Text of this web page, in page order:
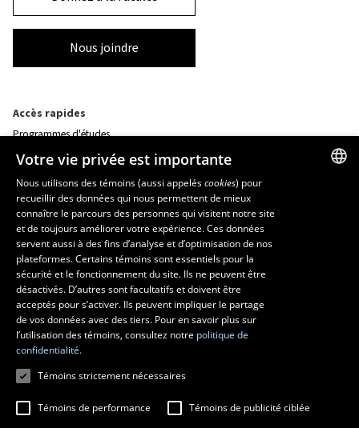
Nous joindre
Accès rapides
Programmes d'études
Nos départements et école
Foire aux questions
Ressources
monPortail
MESURES D'URGENCE
Composer le418 656-5555
Votre vie privée est importante
Nous utilisons des témoins (aussi appeléscookies) pour
recueillir des données qui nous permettent de mieux
connaître le parcours des personnes qui visitent notre site
et de toujours améliorer votre expérience. Ces données
servent aussi à des fins d’analyse et d’optimisation de nos
plateformes. Certains témoins sont essentiels pour la
sécurité et le fonctionnement du site. Ils ne peuvent être
désactivés. D’autres sont facultatifs et doivent être
acceptés pour s’activer. Ils peuvent impliquer le partage
de vos données avec des tiers. Pour en savoir plus sur
l’utilisation des témoins, consultez notre politique de
confidentialité.
Témoins strictement nécessaires
Témoins de performance Témoins de publicité ciblée